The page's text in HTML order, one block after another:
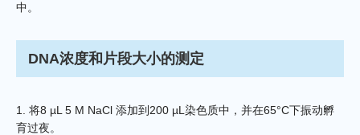
中。
DNA浓度和片段大小的测定
1. 将8 µL 5 M NaCl 添加到200 µL染色质中，并在65°C下振动孵
育过夜。